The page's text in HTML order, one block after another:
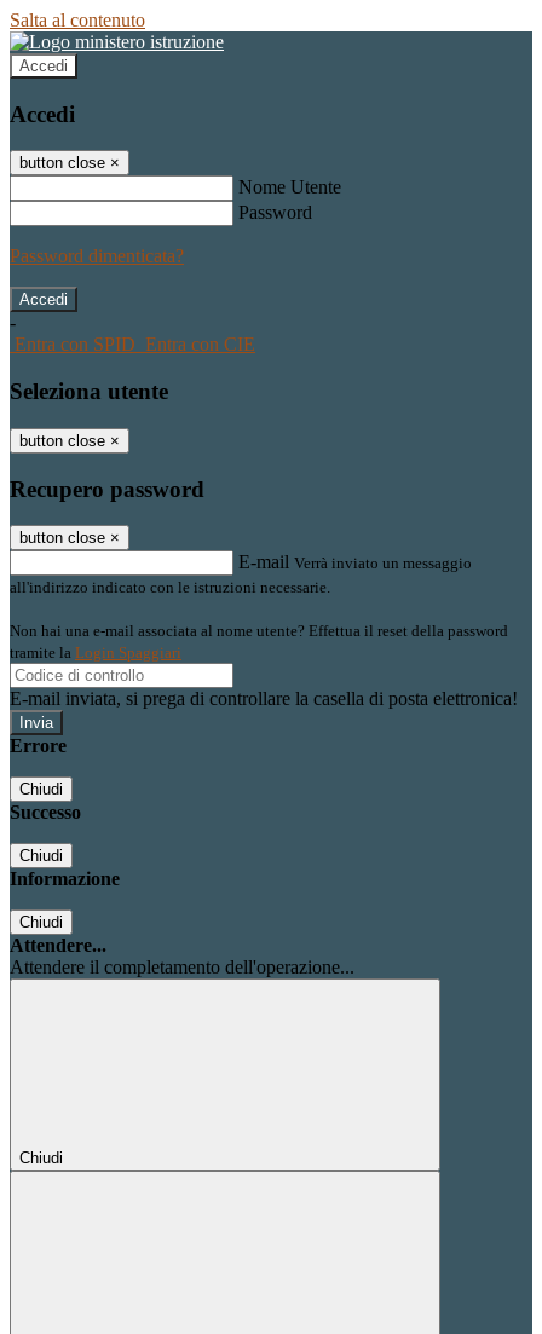
Salta al contenuto
Accedi
Accedi
button close ×
Nome Utente
Password
Password dimenticata?
-
Entra con SPID Entra con CIE
Seleziona utente
button close ×
Recupero password
button close ×
E-mail Verrà inviato un messaggio
all'indirizzo indicato con le istruzioni necessarie.
Non hai una e-mail associata al nome utente? Effettua il reset della password
tramite la Login Spaggiari
E-mail inviata, si prega di controllare la casella di posta elettronica!
Errore
Chiudi
Successo
Chiudi
Informazione
Chiudi
Attendere...
Attendere il completamento dell'operazione...
Chiudi